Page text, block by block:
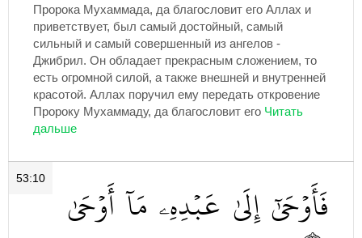
Пророка Мухаммада, да благословит его Аллах и
приветствует, был самый достойный, самый
сильный и самый совершенный из ангелов -
Джибрил. Он обладает прекрасным сложением, то
есть огромной силой, а также внешней и внутренней
красотой. Аллах поручил ему передать откровение
Пророку Мухаммаду, да благословит его
53:10 فَأَوۡحَىٰٓ إِلَىٰ عَبۡدِهِۦ مَآ أَوۡحَىٰ